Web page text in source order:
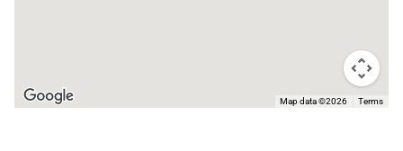
Map data ©2026 Terms